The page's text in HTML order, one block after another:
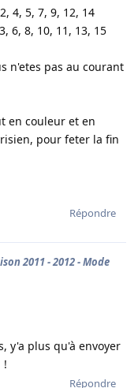
4, 5, 7, 9, 12, 14
6, 8, 10, 11, 13, 15
n'etes pas au courant
en couleur et en
pour feter la fin
Répondre
2011 - 2012 - Mode
y'a plus qu'à envoyer
!
Répondre